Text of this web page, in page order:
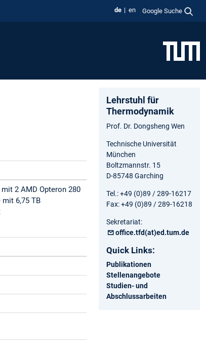
de en Google Suche
mit 2 AMD Opteron 280
mit 6,75 TB
Lehrstuhl für
Thermodynamik
Prof. Dr. Dongsheng Wen
Technische Universität
München
Boltzmannstr. 15
D-85748 Garching
Tel.: +49 (0)89 / 289-16217
Fax: +49 (0)89 / 289-16218
Sekretariat:
office.tfd(at)ed.tum.de
Quick Links:
Publikationen
Stellenangebote
Studien- und
Abschlussarbeiten